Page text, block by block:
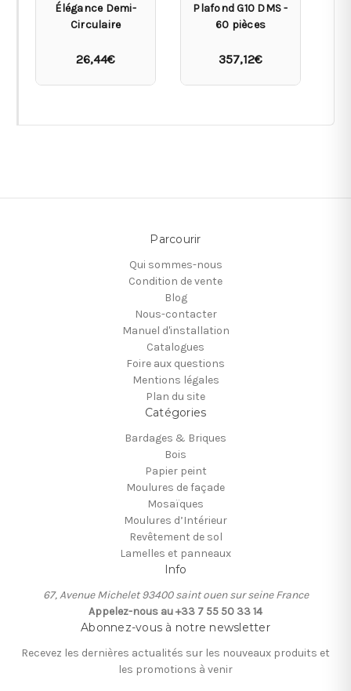
Élégance Demi-
Circulaire
26,44€
Plafond G10 DMS -
60 pièces
357,12€
Parcourir
Qui sommes-nous
Condition de vente
Blog
Nous-contacter
Manuel d'installation
Catalogues
Foire aux questions
Mentions légales
Plan du site
Catégories
Bardages & Briques
Bois
Papier peint
Moulures de façade
Mosaïques
Moulures d’Intérieur
Revêtement de sol
Lamelles et panneaux
Info
67, Avenue Michelet 93400 saint ouen sur seine France
Appelez-nous au +33 7 55 50 33 14
Abonnez-vous à notre newsletter
Recevez les dernières actualités sur les nouveaux produits et
les promotions à venir